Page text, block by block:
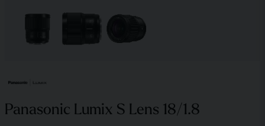
Panasonic Lumix S Lens 18/1.8